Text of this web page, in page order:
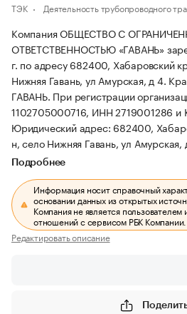
ТЭК Деятельность трубопроводного
Компания ОБЩЕСТВО С
ОТВЕТСТВЕННОСТЬЮ «ГАВАНЬ»
г. по адресу 682400, Хабаровский
Нижняя Гавань, ул Амурская, д 4.
ГАВАНЬ. При регистрации
1102705000716, ИНН 2719001286 и
Юридический адрес: 682400,
н, село Нижняя Гавань, ул Амурская,
Подробнее
Информация носит справочный
основании данных из открытых
Компания не является
отношений с сервисом РБК Компании.
Редактировать описание